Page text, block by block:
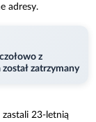
adresy.
z
zatrzymany
23-letnią